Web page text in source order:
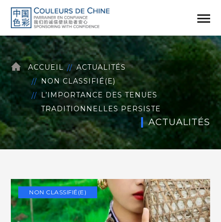
ACCUEIL
ACTUALITÉS
NON CLASSIFIÉ(E)
L’IMPORTANCE DES TENUES
TRADITIONNELLES PERSISTE
ACTUALITÉS
NON CLASSIFIÉ(E)